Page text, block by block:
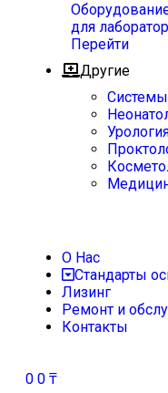
для
Перейти
Другие
О Нас
Стандарты
Лизинг
Ремонт и
Контакты
0 0 ₸